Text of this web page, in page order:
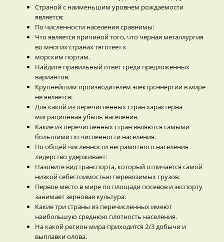
Страной с наименьшим уровнем рождаемости
является:
По численности населения сравнимы:
Что является причиной того, что черная металлургия
во многих странах тяготеет к
морским портам.
Найдите правильный ответ среди предложенных
вариантов.
Крупнейшим производителем электроэнергии в мире
не является:
Для какой из перечисленных стран характерна
миграционная убыль населения.
Какие из перечисленных стран являются самыми
большими по численности населения.
По общей численности неграмотного населения
лидерство удерживает:
Назовите вид транспорта, который отличается самой
низкой себестоимостью перевозимых грузов.
Первое место в мире по площади посевов и экспорту
занимает зерновая культура:
Какие три страны из перечисленных имеют
наибольшую среднюю плотность населения.
На какой регион мира приходится 2/3 добычи и
выплавки олова.